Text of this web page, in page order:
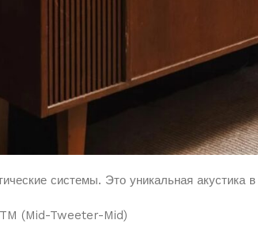
системы. Это уникальная акустика
(Mid-Tweeter-Mid)